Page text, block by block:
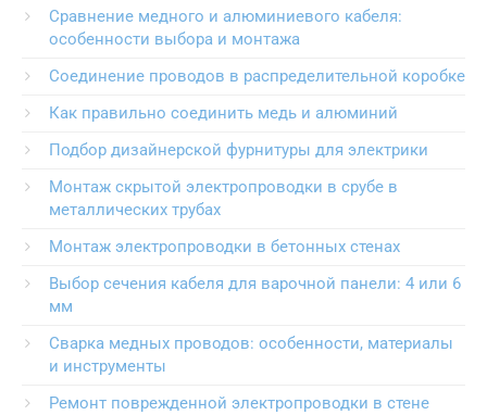
Сравнение медного и алюминиевого кабеля:
особенности выбора и монтажа
Соединение проводов в распределительной коробке
Как правильно соединить медь и алюминий
Подбор дизайнерской фурнитуры для электрики
Монтаж скрытой электропроводки в срубе в
металлических трубах
Монтаж электропроводки в бетонных стенах
Выбор сечения кабеля для варочной панели: 4 или 6
мм
Сварка медных проводов: особенности, материалы
и инструменты
Ремонт поврежденной электропроводки в стене